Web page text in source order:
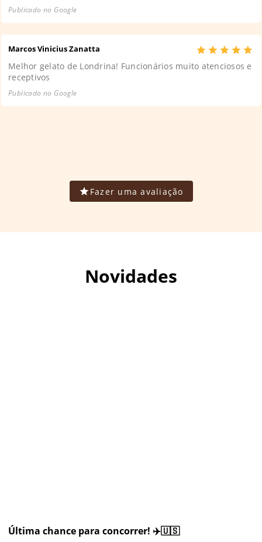
Publicado no Google
Marcos Vinicius Zanatta
Melhor gelato de Londrina! Funcionários muito atenciosos e
receptivos
Publicado no Google
Fazer uma avaliação
Novidades
Última chance para concorrer! ✈️🇺🇸